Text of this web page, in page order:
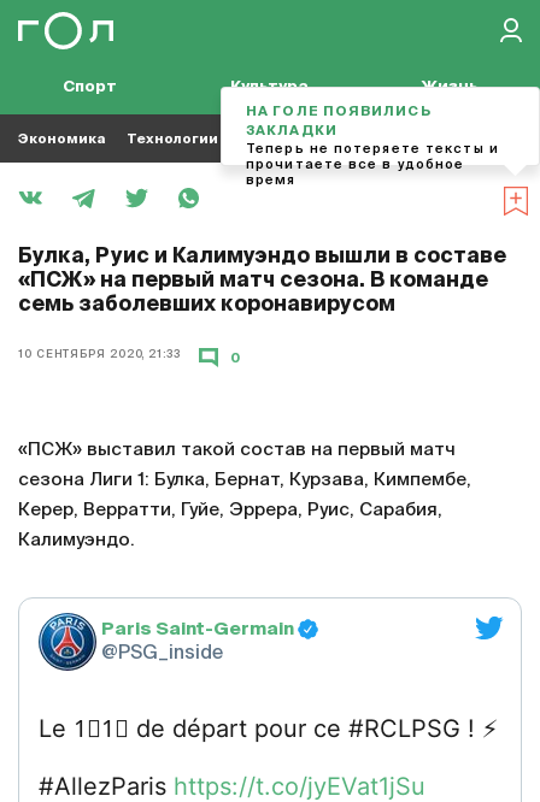
Спорт Культура Жизнь
Экономика Технологии Кино Футбол
Булка, Руис и Калимуэндо вышли в составе
«ПСЖ» на первый матч сезона. В команде
семь заболевших коронавирусом
10 СЕНТЯБРЯ 2020, 21:33 0
«ПСЖ» выставил такой состав на первый матч
сезона Лиги 1: Булка, Бернат, Курзава, Кимпембе,
Керер, Верратти, Гуйе, Эррера, Руис, Сарабия,
Калимуэндо.
Paris Saint-Germain
@PSG_inside
Le 1⃣1⃣ de départ pour ce #RCLPSG ! ⚡️
#AllezParis https://t.co/jyEVat1jSu
НА ГОЛЕ ПОЯВИЛИСЬ
ЗАКЛАДКИ
Теперь не потеряете тексты и
прочитаете все в удобное
время